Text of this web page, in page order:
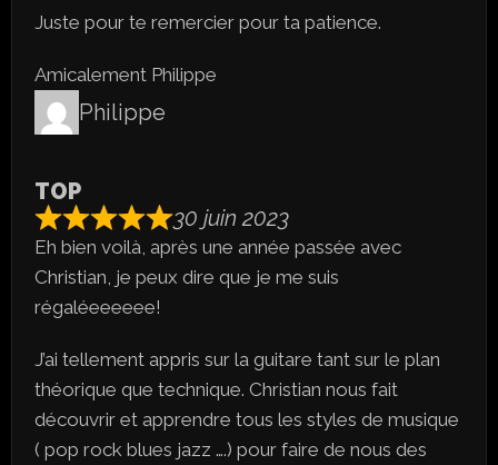
Juste pour te remercier pour ta patience.
Amicalement Philippe
Philippe
TOP
30 juin 2023
Eh bien voilà, après une année passée avec
Christian, je peux dire que je me suis
régaléeeeeee!
J’ai tellement appris sur la guitare tant sur le plan
théorique que technique. Christian nous fait
découvrir et apprendre tous les styles de musique
( pop rock blues jazz ….) pour faire de nous des